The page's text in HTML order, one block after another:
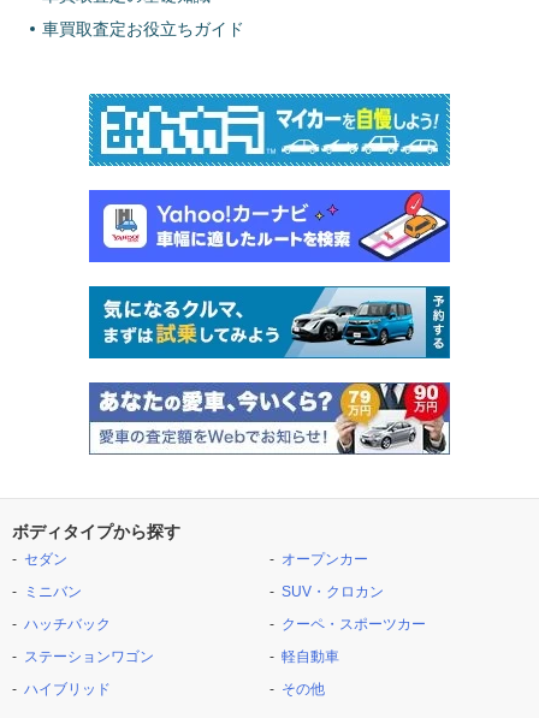
車買取査定お役立ちガイド
ボディタイプから探す
セダン
ミニバン
ハッチバック
ステーションワゴン
ハイブリッド
オープンカー
SUV・クロカン
クーペ・スポーツカー
軽自動車
その他